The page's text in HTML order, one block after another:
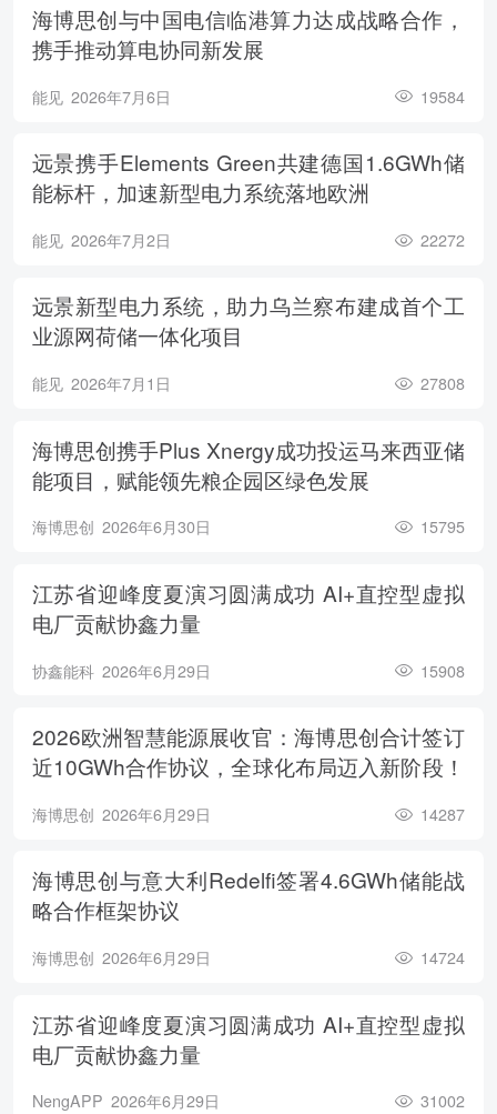
海博思创与中国电信临港算力达成战略合作，
携手推动算电协同新发展
能见 2026年7月6日 19584
远景携手Elements Green共建德国1.6GWh储
能标杆，加速新型电力系统落地欧洲
能见 2026年7月2日 22272
远景新型电力系统，助力乌兰察布建成首个工
业源网荷储一体化项目
能见 2026年7月1日 27808
海博思创携手Plus Xnergy成功投运马来西亚储
能项目，赋能领先粮企园区绿色发展
海博思创 2026年6月30日 15795
江苏省迎峰度夏演习圆满成功 AI+直控型虚拟
电厂贡献协鑫力量
协鑫能科 2026年6月29日 15908
2026欧洲智慧能源展收官：海博思创合计签订
近10GWh合作协议，全球化布局迈入新阶段！
海博思创 2026年6月29日 14287
海博思创与意大利Redelfi签署4.6GWh储能战
略合作框架协议
海博思创 2026年6月29日 14724
江苏省迎峰度夏演习圆满成功 AI+直控型虚拟
电厂贡献协鑫力量
NengAPP 2026年6月29日 31002